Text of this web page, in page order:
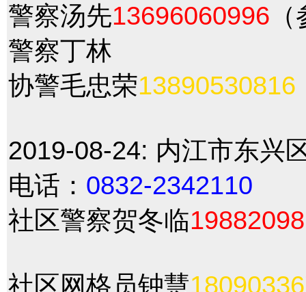
警察汤先13696060996
警察丁林
协警毛忠荣13890530816
2019-08-24: 内江市东兴
电话： 0832-2342110
社区警察贺冬临
社区网格员钟慧